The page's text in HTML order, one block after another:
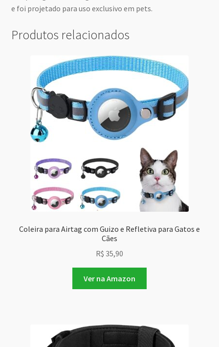
e foi projetado para uso exclusivo em pets.
Produtos relacionados
Coleira para Airtag com Guizo e Refletiva para Gatos e
Cães
R$ 35,90
Ver na Amazon